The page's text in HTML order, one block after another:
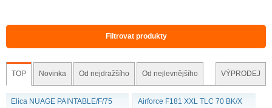
Filtrovat produkty
TOP Novinka Od nejdražšího Od nejlevnějšího VÝPRODEJ
Elica NUAGE PAINTABLE/F/75 Airforce F181 XXL TLC 70 BK/X